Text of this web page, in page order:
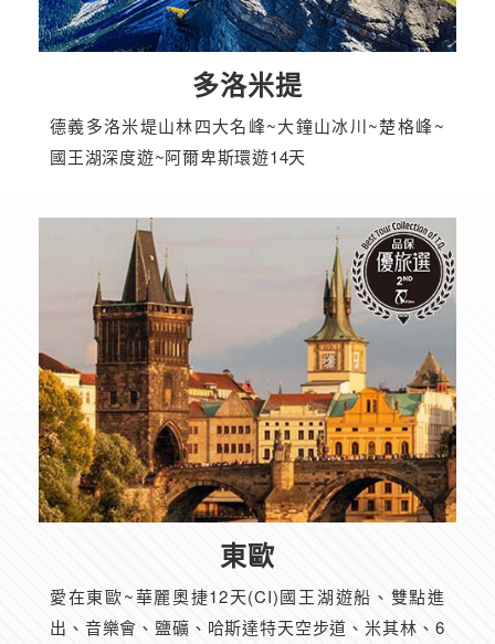
多洛米提
德義多洛米堤山林四大名峰~大鐘山冰川~楚格峰~
國王湖深度遊~阿爾卑斯環遊14天
東歐
愛在東歐~華麗奧捷12天(CI)國王湖遊船、雙點進
出、音樂會、鹽礦、哈斯達特天空步道、米其林、6